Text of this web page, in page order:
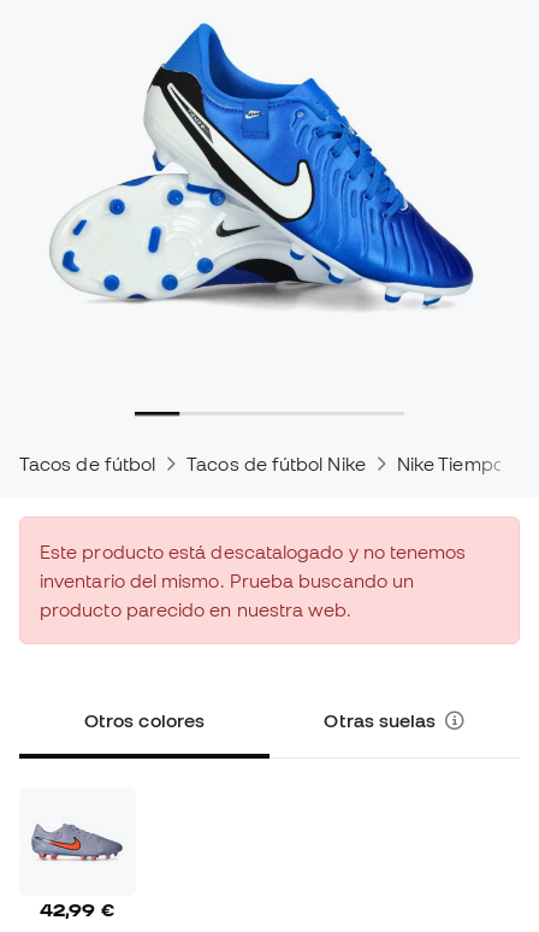
Tacos de fútbol Tacos de fútbol Nike Nike Tiempo
Este producto está descatalogado y no tenemos
inventario del mismo. Prueba buscando un
producto parecido en nuestra web.
Otros colores Otras suelas
42,99 €